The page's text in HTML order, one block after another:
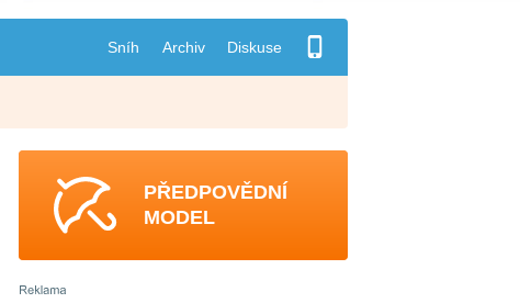
Sníh Archiv Diskuse
PŘEDPOVĚDNÍ
MODEL